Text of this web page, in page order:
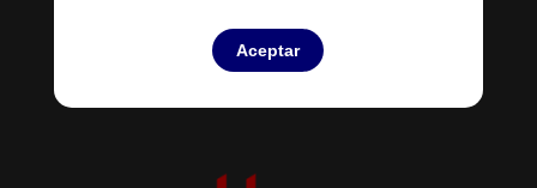
Aceptar
Mis Pedidos
Mis Presupuestos